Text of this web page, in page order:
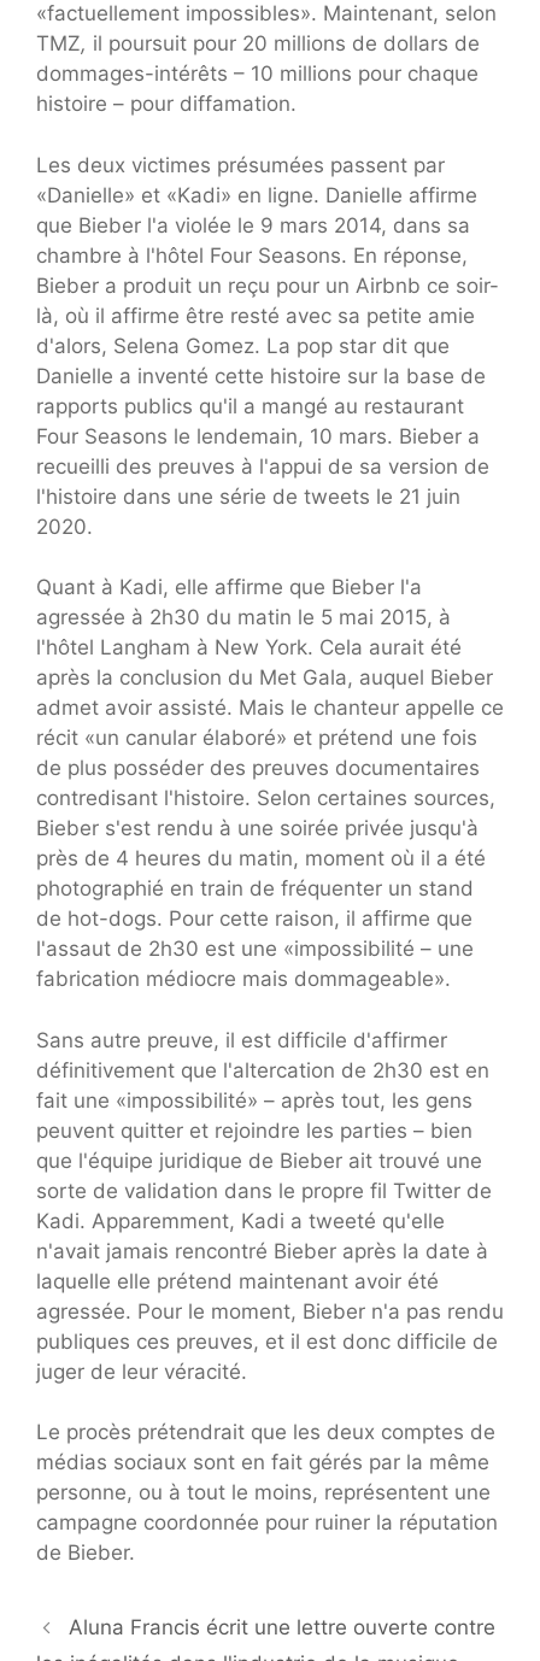
«factuellement impossibles». Maintenant, selon
TMZ, il poursuit pour 20 millions de dollars de
dommages-intérêts – 10 millions pour chaque
histoire – pour diffamation.
Les deux victimes présumées passent par
«Danielle» et «Kadi» en ligne. Danielle affirme
que Bieber l'a violée le 9 mars 2014, dans sa
chambre à l'hôtel Four Seasons. En réponse,
Bieber a produit un reçu pour un Airbnb ce soir-
là, où il affirme être resté avec sa petite amie
d'alors, Selena Gomez. La pop star dit que
Danielle a inventé cette histoire sur la base de
rapports publics qu'il a mangé au restaurant
Four Seasons le lendemain, 10 mars. Bieber a
recueilli des preuves à l'appui de sa version de
l'histoire dans une série de tweets le 21 juin
2020.
Quant à Kadi, elle affirme que Bieber l'a
agressée à 2h30 du matin le 5 mai 2015, à
l'hôtel Langham à New York. Cela aurait été
après la conclusion du Met Gala, auquel Bieber
admet avoir assisté. Mais le chanteur appelle ce
récit «un canular élaboré» et prétend une fois
de plus posséder des preuves documentaires
contredisant l'histoire. Selon certaines sources,
Bieber s'est rendu à une soirée privée jusqu'à
près de 4 heures du matin, moment où il a été
photographié en train de fréquenter un stand
de hot-dogs. Pour cette raison, il affirme que
l'assaut de 2h30 est une «impossibilité – une
fabrication médiocre mais dommageable».
Sans autre preuve, il est difficile d'affirmer
définitivement que l'altercation de 2h30 est en
fait une «impossibilité» – après tout, les gens
peuvent quitter et rejoindre les parties – bien
que l'équipe juridique de Bieber ait trouvé une
sorte de validation dans le propre fil Twitter de
Kadi. Apparemment, Kadi a tweeté qu'elle
n'avait jamais rencontré Bieber après la date à
laquelle elle prétend maintenant avoir été
agressée. Pour le moment, Bieber n'a pas rendu
publiques ces preuves, et il est donc difficile de
juger de leur véracité.
Le procès prétendrait que les deux comptes de
médias sociaux sont en fait gérés par la même
personne, ou à tout le moins, représentent une
campagne coordonnée pour ruiner la réputation
de Bieber.
Aluna Francis écrit une lettre ouverte contre